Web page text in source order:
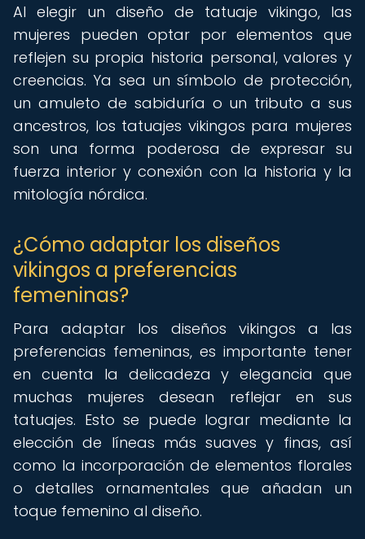
Al elegir un diseño de tatuaje vikingo, las
mujeres pueden optar por elementos que
reflejen su propia historia personal, valores y
creencias. Ya sea un símbolo de protección,
un amuleto de sabiduría o un tributo a sus
ancestros, los tatuajes vikingos para mujeres
son una forma poderosa de expresar su
fuerza interior y conexión con la historia y la
mitología nórdica.
¿Cómo adaptar los diseños
vikingos a preferencias
femeninas?
Para adaptar los diseños vikingos a las
preferencias femeninas, es importante tener
en cuenta la delicadeza y elegancia que
muchas mujeres desean reflejar en sus
tatuajes. Esto se puede lograr mediante la
elección de líneas más suaves y finas, así
como la incorporación de elementos florales
o detalles ornamentales que añadan un
toque femenino al diseño.